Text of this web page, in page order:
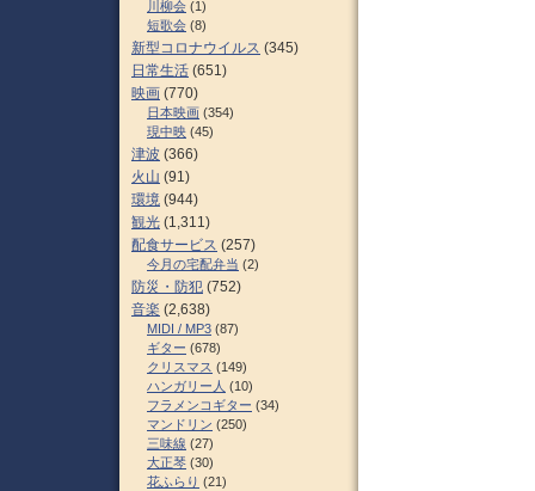
川柳会 (1)
短歌会 (8)
新型コロナウイルス (345)
日常生活 (651)
映画 (770)
日本映画 (354)
現中映 (45)
津波 (366)
火山 (91)
環境 (944)
観光 (1,311)
配食サービス (257)
今月の宅配弁当 (2)
防災・防犯 (752)
音楽 (2,638)
MIDI / MP3 (87)
ギター (678)
クリスマス (149)
ハンガリー人 (10)
フラメンコギター (34)
マンドリン (250)
三味線 (27)
大正琴 (30)
花ふらり (21)